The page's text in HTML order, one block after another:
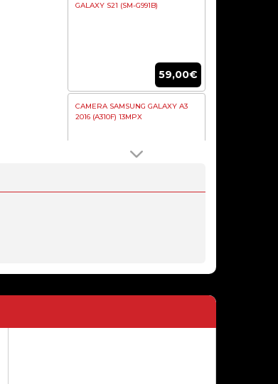
GALAXY S21 (SM-G991B)
59,00€
CAMERA SAMSUNG GALAXY A3
2016 (A310F) 13MPX
22,90€
TAMPA TRASEIRA SAMSUNG